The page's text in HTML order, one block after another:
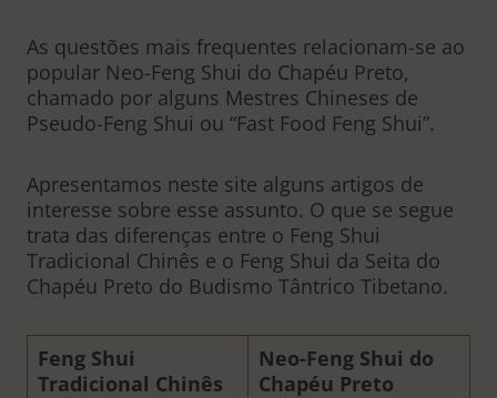
As questões mais frequentes relacionam-se ao
popular Neo-Feng Shui do Chapéu Preto,
chamado por alguns Mestres Chineses de
Pseudo-Feng Shui ou “Fast Food Feng Shui”.
Apresentamos neste site alguns artigos de
interesse sobre esse assunto. O que se segue
trata das diferenças entre o Feng Shui
Tradicional Chinês e o Feng Shui da Seita do
Chapéu Preto do Budismo Tântrico Tibetano.
Feng Shui
Tradicional Chinês
Neo-Feng Shui do
Chapéu Preto